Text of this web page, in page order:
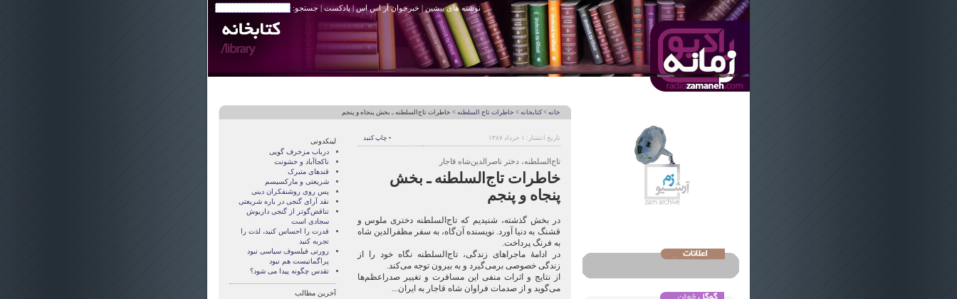
نوشته های پیشین | خبرخوان آر اس اس|پادکست | جستجو:
خانه >کتابخانه > خاطرات تاج السلطنه > خاطرات تاج‌السلطنه ـ بخش پنجاه و پنجم
تاریخ انتشار: ۱ خرداد ۱۳۸۷ • چاپ کنید
تاج‌السلطنه، دختر ناصرالدین‌شاه قاجار
خاطرات تاج‌السلطنه ـ بخش
پنجاه و پنجم
در بخش گذشته، شنیدیم که تاج‌السلطنه دختری ملوس و
قشنگ به دنیا آورد. نویسنده آن‌گاه، به سفر مظفرالدین شاه
به فرنگ پرداخت.
در ادامۀ ماجراهای زندگی، تاج‌السلطنه نگاه خود را از
زندگی خصوصی برمی‌گیرد و به بیرون توجه می‌کند.
از نتایج و اثرات منفی این مسافرت و تغییر صدراعظم‌ها
می‌گوید و از صدمات فراوان شاه قاجار به ایران...
لینکدونی
درباب مزخرف گویی
ناکجاآباد و خشونت
قندهای متبرک
شریعتی و مارکسیسم
پس روی روشنفکران دینی
نقد آرای گنجی در باره شریعتی
تناقض‌گوتر از گنجی داريوش
سجادی است
قدرت را احساس کنید، لذت را
تجربه کنید
رورتی فيلسوف سياسی نبود
پراگماتيست هم نبود
تقدس چگونه پيدا می شود؟
آخرین مطالب